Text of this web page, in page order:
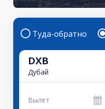
Туда-обратно
DXB
Дубай
Вылет